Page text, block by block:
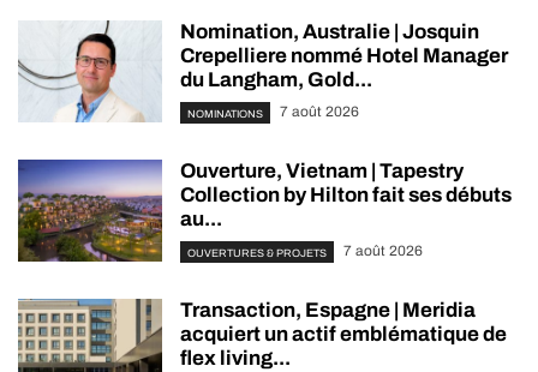
Nomination, Australie | Josquin
Crepelliere nommé Hotel Manager
du Langham, Gold...
NOMINATIONS 7 août 2026
Ouverture, Vietnam | Tapestry
Collection by Hilton fait ses débuts
au...
OUVERTURES & PROJETS 7 août 2026
Transaction, Espagne | Meridia
acquiert un actif emblématique de
flex living...